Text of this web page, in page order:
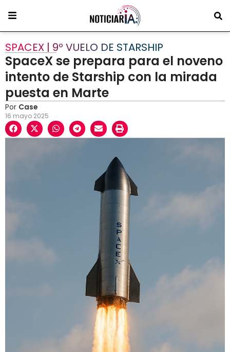
SPACEX | 9º VUELO DE STARSHIP
SpaceX se prepara para el noveno
intento de Starship con la mirada
puesta en Marte
Por Case
16 mayo 2025